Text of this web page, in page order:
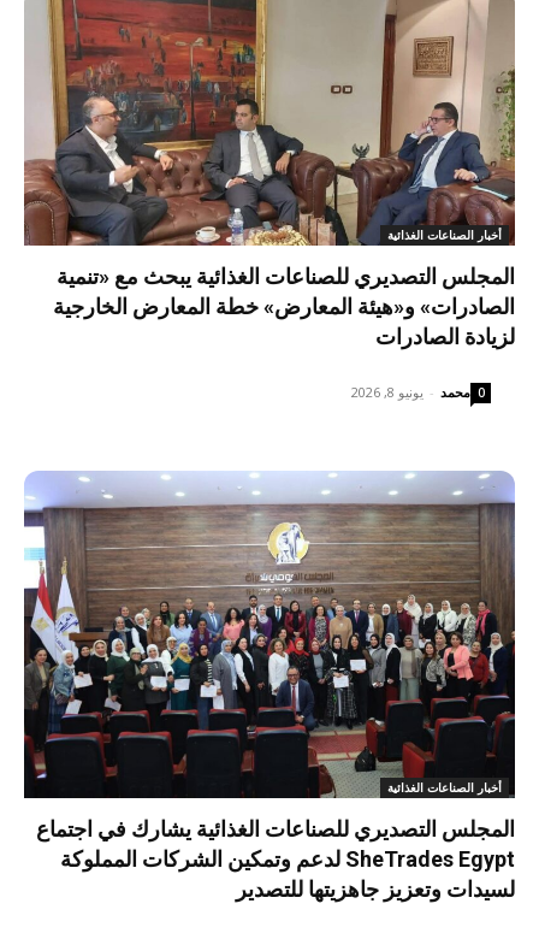
أخبار الصناعات الغذائية
المجلس التصديري للصناعات الغذائية يبحث مع «تنمية
الصادرات» و«هيئة المعارض» خطة المعارض الخارجية
لزيادة الصادرات
محمد - يونيو 8, 2026 0
أخبار الصناعات الغذائية
المجلس التصديري للصناعات الغذائية يشارك في اجتماع
SheTrades Egypt لدعم وتمكين الشركات المملوكة
لسيدات وتعزيز جاهزيتها للتصدير